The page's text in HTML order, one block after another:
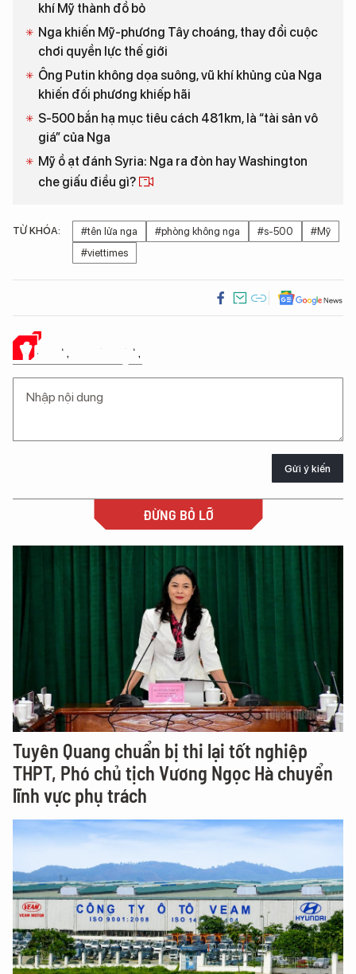
khí Mỹ thành đồ bỏ
Nga khiến Mỹ-phương Tây choáng, thay đổi cuộc
chơi quyền lực thế giới
Ông Putin không dọa suông, vũ khí khủng của Nga
khiến đối phương khiếp hãi
S-500 bắn hạ mục tiêu cách 481km, là “tài sản vô
giá” của Nga
Mỹ ồ ạt đánh Syria: Nga ra đòn hay Washington
che giấu điều gì?
TỪ KHÓA: #tên lửa nga #phòng không nga #s-500
#Mỹ
#viettimes
Ý KIẾN CỦA BẠN
Gửi ý kiến
ĐỪNG BỎ LỠ
Tuyên Quang chuẩn bị thi lại tốt nghiệp
THPT, Phó chủ tịch Vương Ngọc Hà chuyển
lĩnh vực phụ trách